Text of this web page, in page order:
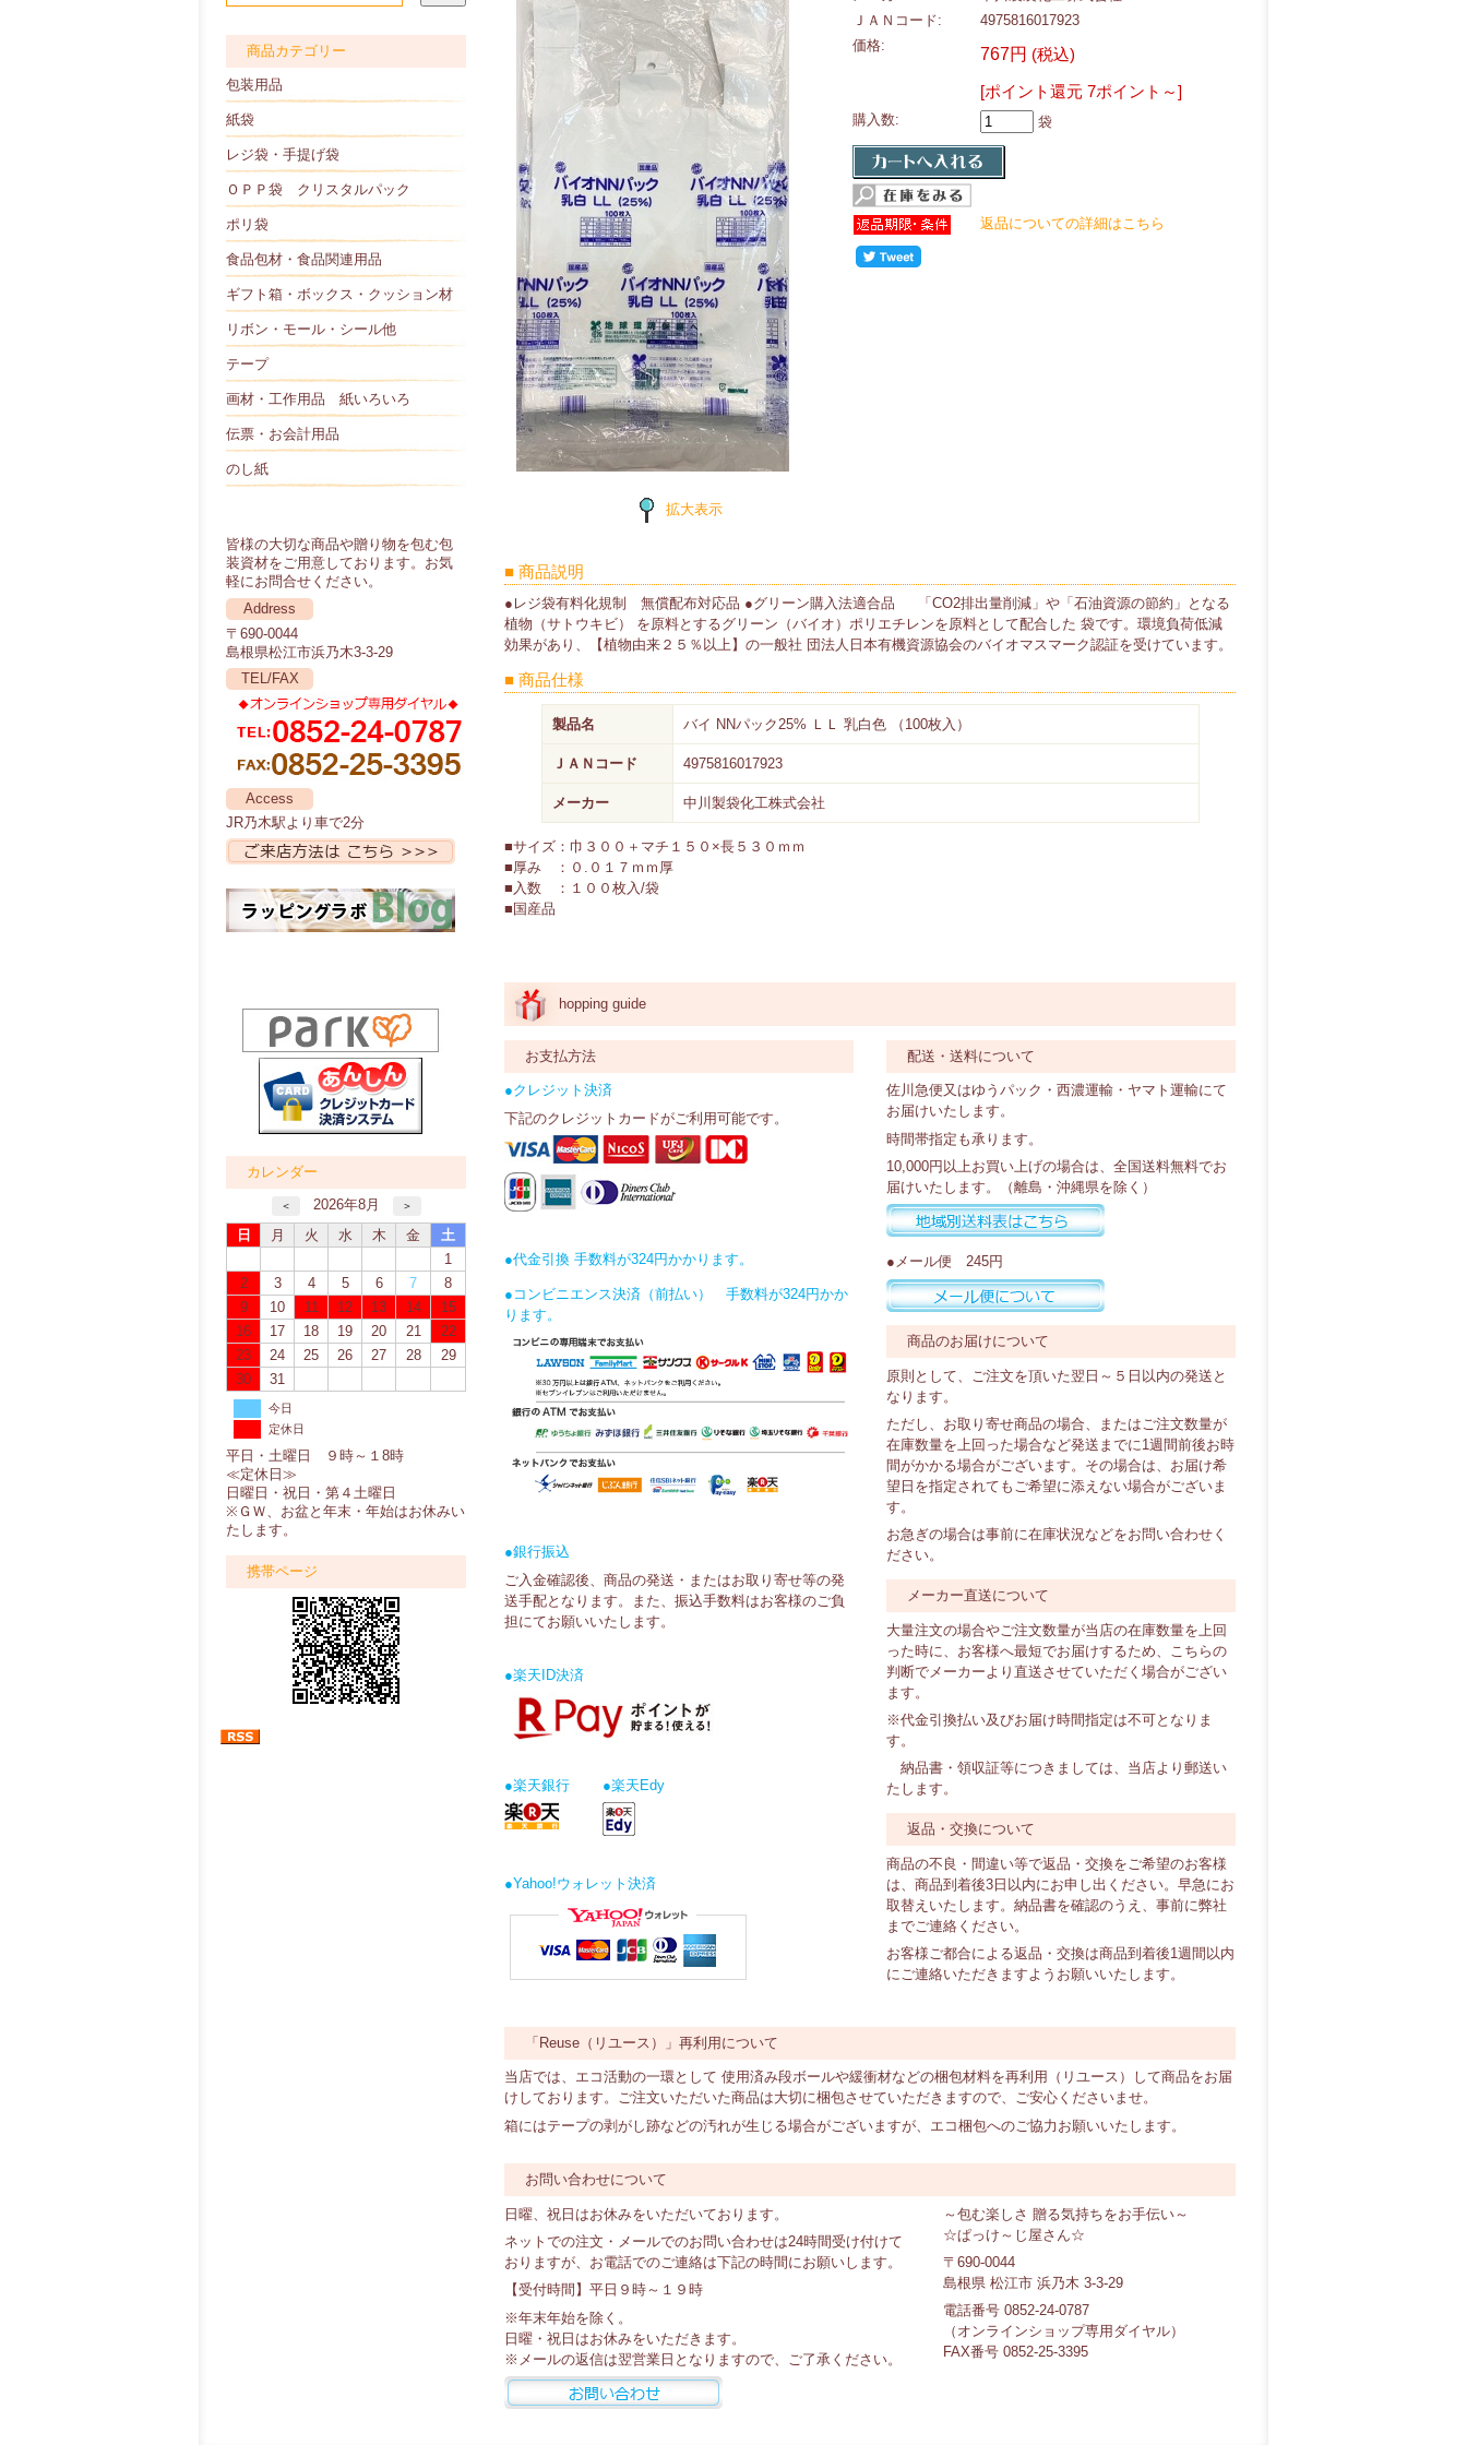
商品カテゴリー
包装用品
紙袋
レジ袋・手提げ袋
ＯＰＰ袋 クリスタルパック
ポリ袋
食品包材・食品関連用品
ギフト箱・ボックス・クッション材
リボン・モール・シール他
テープ
画材・工作用品 紙いろいろ
伝票・お会計用品
のし紙
皆様の大切な商品や贈り物を包む包
装資材をご用意しております。お気
軽にお問合せください。
Address
〒690-0044
島根県松江市浜乃木3-3-29
TEL/FAX
Access
JR乃木駅より車で2分
カレンダー
＜ 2026年8月 ＞
日 月 火 水 木 金
土
1
2
3 4 5 6 7
8
9
10 11 12 13 14
15
16
17 18 19 20 21
22
23
24 25 26 27 28
29
30
31
今日
定休日
平日・土曜日 ９時～１8時
≪定休日≫
日曜日・祝日・第４土曜日
※ＧＷ、お盆と年末・年始はお休みい
たします。
携帯ページ
拡大表示
ＪＡＮコード:
4975816017923
価格:
767円 (税込)
[ポイント還元 7ポイント～]
購入数: 袋
返品についての詳細はこちら
■ 商品説明
●レジ袋有料化規制 無償配布対応品 ●グリーン購入法適合品 「CO2排出量削減」や「石油資源の節約」となる
植物（サトウキビ） を原料とするグリーン（バイオ）ポリエチレンを原料として配合した 袋です。環境負荷低減
効果があり、【植物由来２５％以上】の一般社 団法人日本有機資源協会のバイオマスマーク認証を受けています。
■ 商品仕様
製品名 バイ NNパック25% ＬＬ 乳白色 （100枚入）
ＪＡＮコード 4975816017923
メーカー 中川製袋化工株式会社
■サイズ：巾３００＋マチ１５０×長５３０ｍｍ
■厚み ：０.０１７ｍｍ厚
■入数 ：１００枚入/袋
■国産品
hopping guide
お支払方法
●クレジット決済
下記のクレジットカードがご利用可能です。
●代金引換 手数料が324円かかります。
●コンビニエンス決済（前払い） 手数料が324円かか
ります。
●銀行振込
ご入金確認後、商品の発送・またはお取り寄せ等の発
送手配となります。また、振込手数料はお客様のご負
担にてお願いいたします。
●楽天ID決済
●楽天銀行 ●楽天Edy
●Yahoo!ウォレット決済
配送・送料について
佐川急便又はゆうパック・西濃運輸・ヤマト運輸にて
お届けいたします。
時間帯指定も承ります。
10,000円以上お買い上げの場合は、全国送料無料でお
届けいたします。（離島・沖縄県を除く）
●メール便 245円
商品のお届けについて
原則として、ご注文を頂いた翌日～５日以内の発送と
なります。
ただし、お取り寄せ商品の場合、またはご注文数量が
在庫数量を上回った場合など発送までに1週間前後お時
間がかかる場合がございます。その場合は、お届け希
望日を指定されてもご希望に添えない場合がございま
す。
お急ぎの場合は事前に在庫状況などをお問い合わせく
ださい。
メーカー直送について
大量注文の場合やご注文数量が当店の在庫数量を上回
った時に、お客様へ最短でお届けするため、こちらの
判断でメーカーより直送させていただく場合がござい
ます。
※代金引換払い及びお届け時間指定は不可となりま
す。
納品書・領収証等につきましては、当店より郵送い
たします。
返品・交換について
商品の不良・間違い等で返品・交換をご希望のお客様
は、商品到着後3日以内にお申し出ください。早急にお
取替えいたします。納品書を確認のうえ、事前に弊社
までご連絡ください。
お客様ご都合による返品・交換は商品到着後1週間以内
にご連絡いただきますようお願いいたします。
「Reuse（リユース）」再利用について
当店では、エコ活動の一環として 使用済み段ボールや緩衝材などの梱包材料を再利用（リユース）して商品をお届
けしております。ご注文いただいた商品は大切に梱包させていただきますので、ご安心くださいませ。
箱にはテープの剥がし跡などの汚れが生じる場合がございますが、エコ梱包へのご協力お願いいたします。
お問い合わせについて
日曜、祝日はお休みをいただいております。
ネットでの注文・メールでのお問い合わせは24時間受け付けて
おりますが、お電話でのご連絡は下記の時間にお願いします。
【受付時間】平日９時～１９時
※年末年始を除く。
日曜・祝日はお休みをいただきます。
※メールの返信は翌営業日となりますので、ご了承ください。
～包む楽しさ 贈る気持ちをお手伝い～
☆ぱっけ～じ屋さん☆
〒690-0044
島根県 松江市 浜乃木 3-3-29
電話番号 0852-24-0787
（オンラインショップ専用ダイヤル）
FAX番号 0852-25-3395